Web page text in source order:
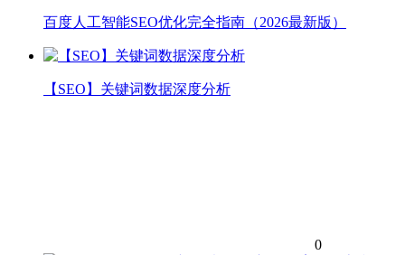
百度人工智能SEO优化完全指南（2026最新版）
【SEO】关键词数据深度分析
0